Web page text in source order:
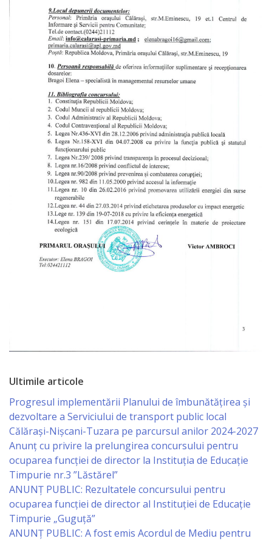
şi
Comerţ
Specialist
în
Problemele
Tineretului
şi
Sportului
Specialist
pentru
Planificare,
Viceprimarii
Specialist
Relații
cu
Publicul,
Operator
CISC
Organigrama
Ultimile articole
Progresul implementării Planului de îmbunătățirea și
dezvoltare a Serviciului de transport public local
Călărași-Nișcani-Tuzara pe parcursul anilor 2024-2027
Anunț cu privire la prelungirea concursului pentru
ocuparea funcţiei de director la Instituția de Educație
Timpurie nr.3 ”Lăstărel”
ANUNȚ PUBLIC: Rezultatele concursului pentru
ocuparea funcției de director al Instituției de Educație
Timpurie „Guguță”
ANUNȚ PUBLIC: A fost emis Acordul de Mediu pentru